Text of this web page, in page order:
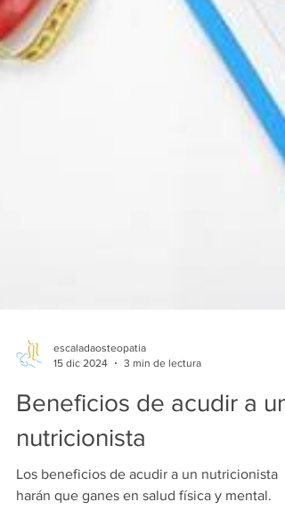
15 dic 2024
3 min de lectura
Beneficios de acudir a un
nutricionista
Los beneficios de acudir a un nutricionista